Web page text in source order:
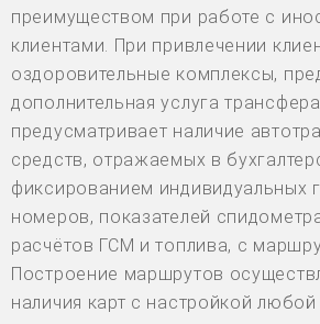
преимуществом при работе с
клиентами. При привлечении
оздоровительные комплексы,
дополнительная услуга
предусматривает наличие
средств, отражаемых в
фиксированием индивидуальных
номеров, показателей
расчётов ГСМ и топлива, с
Построение маршрутов
наличия карт с настройкой